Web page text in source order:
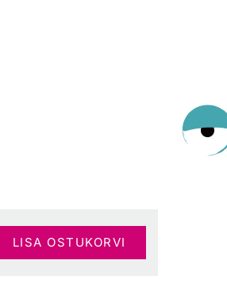
LISA OSTUKORVI